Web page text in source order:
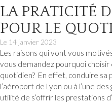
Zones
d’intervention
VTC
Eurexpo
VTC
Genas
VTC
Services
Stations
de
Ski
Blog
Réserver
LA PRATICITÉ
POUR LE
Le 14 janvier 2023
Les raisons qui vont vous
vous demandez pourquoi choisir
quotidien? En effet, conduire sa
l’aéroport de Lyon ou à l’une
utilité de s’offrir les prestations